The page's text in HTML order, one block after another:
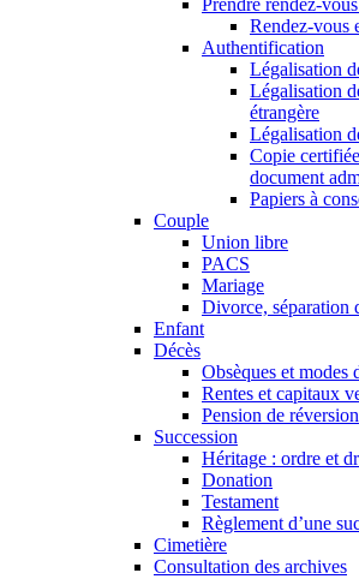
Prendre rendez-
Rendez-vous
Authentification
Légalisation
Légalisation
étrangère
Légalisation
Copie
document
Papiers à
Couple
Union libre
PACS
Mariage
Divorce, séparation
Enfant
Décès
Obsèques et modes
Rentes et capitaux
Pension de réversion
Succession
Héritage : ordre et
Donation
Testament
Règlement d’une
Cimetière
Consultation des archives